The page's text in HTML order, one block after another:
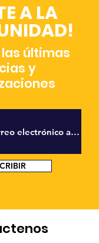
A LA
últimas
y